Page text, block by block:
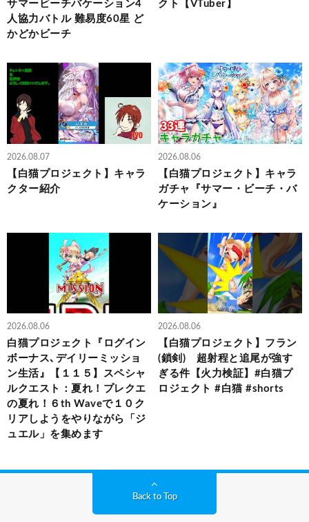
サマービーチバケーション4
人協力バトル 難易度60星 ど
かどかビーチ
クト【VTuber】
2026.08.07
【白猫プロジェクト】キャラ
クター紹介
2026.08.06
【白猫プロジェクト】キャラ
ガチャ『サマー・ビーチ・バ
ケーション』
2026.08.06
白猫プロジェクト『ログイン
ボーナス､デイリーミッショ
ン生活』【１１５】スペシャ
ルクエスト：夏れ！プレクエ
の夏れ！６th Waveで１０ク
リアしようをやりながら「ジ
ュエル」を集めます
2026.08.06
【白猫プロジェクト】フラン
(鎖剣) 超射程と追尾が強す
ぎる件【火力検証】#白猫プ
ロジェクト #白猫 #shorts
Back to Top